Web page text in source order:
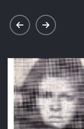
prev next